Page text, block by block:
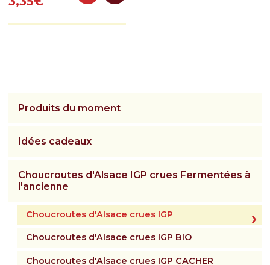
Où trouver La Maison de La Choucroute – LE PIC
Le magasin
Qui sommes-nous ?
Histoire de la choucroute
Fabrication de la choucroute
Produits du moment
Idées cadeaux
Choucroutes d'Alsace IGP crues Fermentées à
l'ancienne
Choucroutes d'Alsace crues IGP
Choucroutes d'Alsace crues IGP BIO
Choucroutes d'Alsace crues IGP CACHER